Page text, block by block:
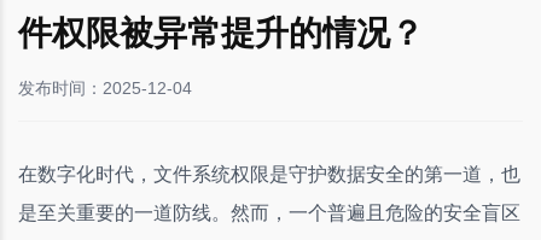
件权限被异常提升的情况？
发布时间：2025-12-04
在数字化时代，文件系统权限是守护数据安全的第一道，也
是至关重要的一道防线。然而，一个普遍且危险的安全盲区